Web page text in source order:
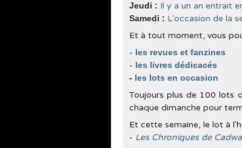
Jeudi : Il y a un an entrait
Samedi : L'occasion de la
Et à tout moment, vous
- les revues et fanzines
- les livres dédicacés
- les lots en occasion
Toujours plus de 100 lots
chaque dimanche pour
Et cette semaine, le lot à
- Les Chroniques de